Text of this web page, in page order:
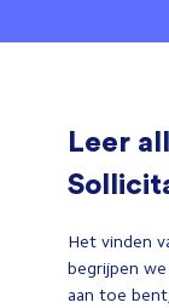
Leer
Het vinden
begrijpen
aan toe